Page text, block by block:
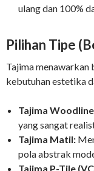
ulang dan 100%
Pilihan Tipe
Tajima menawarkan
kebutuhan estetika
Tajima
yang sangat
Tajima Matil:
pola abstrak
Tajima P-Tile